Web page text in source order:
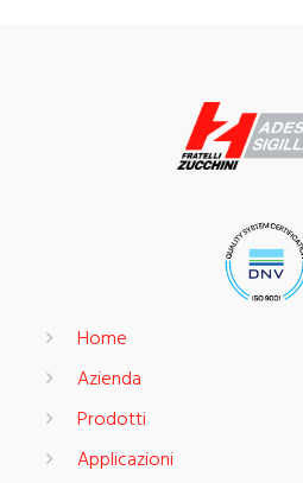
Home
Azienda
Prodotti
Applicazioni